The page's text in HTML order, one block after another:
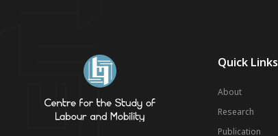
Quick Links
About
Research
Publication